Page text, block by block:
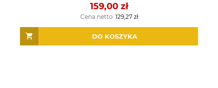
159,00 zł
Cena netto: 129,27 zł
DO KOSZYKA